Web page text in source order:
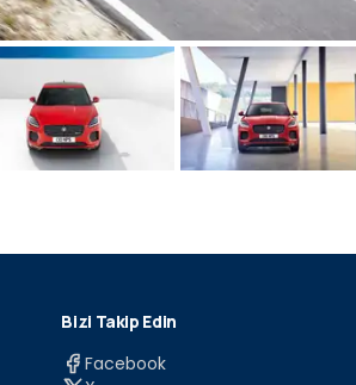
Bizi Takip Edin
Facebook